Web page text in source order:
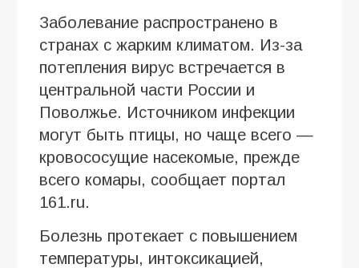
Заболевание распространено в
странах с жарким климатом. Из-за
потепления вирус встречается в
центральной части России и
Поволжье. Источником инфекции
могут быть птицы, но чаще всего —
кровососущие насекомые, прежде
всего комары, сообщает портал
161.ru.
Болезнь протекает с повышением
температуры, интоксикацией,